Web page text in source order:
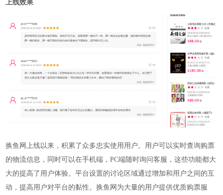
上线效果
换鱼网上线以来，积累了众多忠实使用用户。用户可以实时查询购票
的物流信息，同时可以在手机端， PC端随时询问客服，这些功能都大
大的提高了用户体验。平台设置的讨论区域通过增加和用户之间的互
动，提高用户对平台的黏性。换鱼网为大量的用户提供优质购票服